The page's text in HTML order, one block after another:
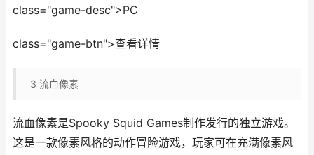
class="game-desc">PC
class="game-btn">查看详情
3 流血像素
流血像素是Spooky Squid Games制作发行的独立游戏。
这是一款像素风格的动作冒险游戏，玩家可在充满像素风